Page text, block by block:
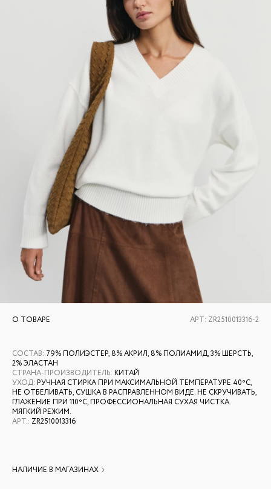
О ТОВАРЕ АРТ: ZR2510013316-2
СОСТАВ: 79% ПОЛИЭСТЕР, 8% АКРИЛ, 8% ПОЛИАМИД, 3% ШЕРСТЬ,
2% ЭЛАСТАН
СТРАНА-ПРОИЗВОДИТЕЛЬ: КИТАЙ
УХОД: РУЧНАЯ СТИРКА ПРИ МАКСИМАЛЬНОЙ ТЕМПЕРАТУРЕ 40ºС,
НЕ ОТБЕЛИВАТЬ, СУШКА В РАСПРАВЛЕННОМ ВИДЕ. НЕ СКРУЧИВАТЬ,
ГЛАЖЕНИЕ ПРИ 110ºС, ПРОФЕССИОНАЛЬНАЯ СУХАЯ ЧИСТКА.
МЯГКИЙ РЕЖИМ.
АРТ.: ZR2510013316
НАЛИЧИЕ В МАГАЗИНАХ